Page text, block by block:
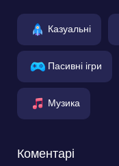
Казуальні
Пасивні ігри
Музика
Коментарі